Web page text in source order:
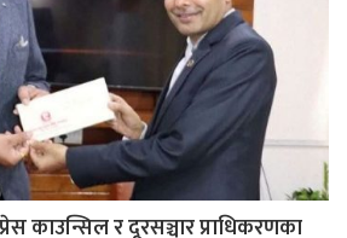
काउन्सिल र दूरसञ्चार प्राधिकरणका